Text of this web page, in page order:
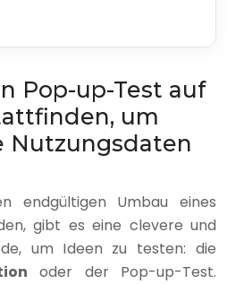
Pop-up-Test auf
um
Nutzungsdaten
endgültigen Umbau eines
gibt es eine clevere und
um Ideen zu testen: die
oder der Pop-up-Test.